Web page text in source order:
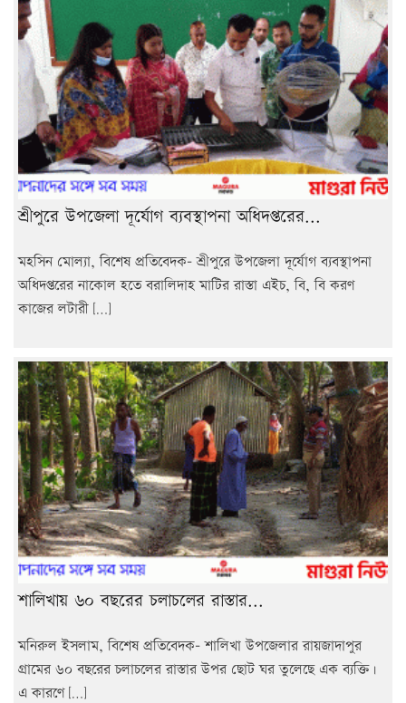
শ্রীপুরে উপজেলা দূর্যোগ ব্যবস্থাপনা অধিদপ্তরের...
মহসিন মোল্যা, বিশেষ প্রতিবেদক- শ্রীপুরে উপজেলা দূর্যোগ ব্যবস্থাপনা
অধিদপ্তরের নাকোল হতে বরালিদাহ মাটির রাস্তা এইচ, বি, বি করণ
কাজের লটারী […]
শালিখায় ৬০ বছরের চলাচলের রাস্তার...
মনিরুল ইসলাম, বিশেষ প্রতিবেদক- শালিখা উপজেলার রায়জাদাপুর
গ্রামের ৬০ বছরের চলাচলের রাস্তার উপর ছোট ঘর তুলেছে এক ব্যক্তি।
এ কারণে […]